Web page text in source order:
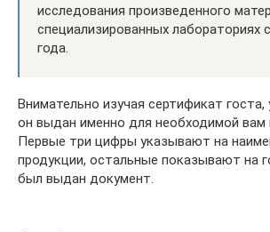
исследования произведенного
специализированных лабораториях
года.
Внимательно изучая сертификат госта,
он выдан именно для необходимой вам
Первые три цифры указывают на
продукции, остальные показывают на
был выдан документ.